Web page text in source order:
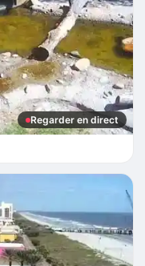
Regarder en direct